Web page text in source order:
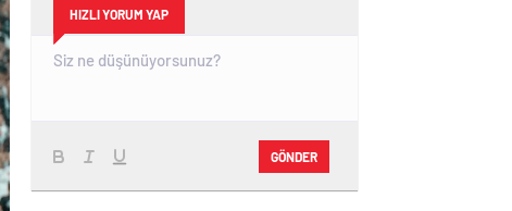
HIZLI YORUM YAP
GÖNDER